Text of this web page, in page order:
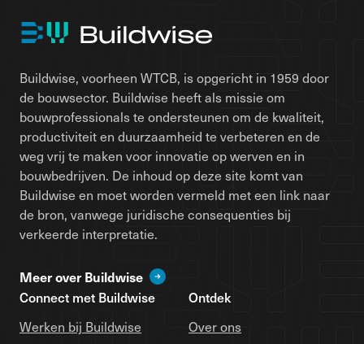
Buildwise, voorheen WTCB, is opgericht in 1959 door
de bouwsector. Buildwise heeft als missie om
bouwprofessionals te ondersteunen om de kwaliteit,
productiviteit en duurzaamheid te verbeteren en de
weg vrij te maken voor innovatie op werven en in
bouwbedrijven. De inhoud op deze site komt van
Buildwise en moet worden vermeld met een link naar
de bron, vanwege juridische consequenties bij
verkeerde interpretatie.
Meer over Buildwise
Connect met Buildwise
Werken bij Buildwise
Ontdek
Over ons